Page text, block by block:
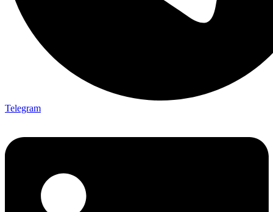
Telegram